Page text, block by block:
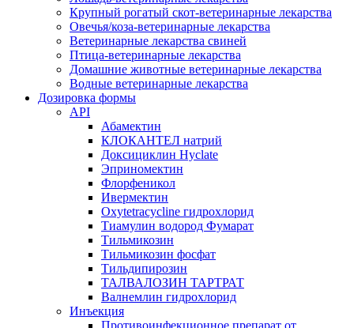
Крупный рогатый скот-ветеринарные лекарства
Овечья/коза-ветеринарные лекарства
Ветеринарные лекарства свиней
Птица-ветеринарные лекарства
Домашние животные ветеринарные лекарства
Водные ветеринарные лекарства
Дозировка формы
API
Абамектин
КЛОКАНТЕЛ натрий
Доксициклин Hyclate
Эприномектин
Флорфеникол
Ивермектин
Oxytetracycline гидрохлорид
Тиамулин водород Фумарат
Тильмикозин
Тильмикозин фосфат
Тильдипирозин
ТАЛВАЛОЗИН ТАРТРАТ
Валнемлин гидрохлорид
Инъекция
Противоинфекционное препарат от